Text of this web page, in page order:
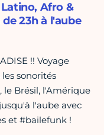
Afro &
23h à l'aube
!! Voyage
les sonorités
le Brésil, l'Amérique
l'aube avec
et #bailefunk !